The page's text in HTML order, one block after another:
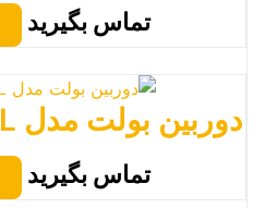
تماس بگیرید
دوربین بولت مدل MC_B1265_WL
تماس بگیرید